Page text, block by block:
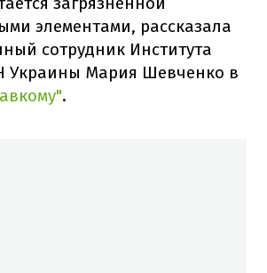
элементами, рассказала
сотрудник Института
Украины Мария Шевченко в
.